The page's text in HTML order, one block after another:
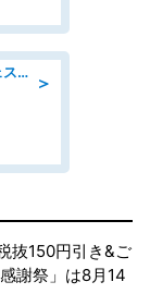
＞
ホールスタッフ/「家具屋が営むカフェスタッフ!」週2日～OK!嬉しいまかない付き/岡山県/浅口郡里庄町
抜150円引き&ご
謝祭」は8月14